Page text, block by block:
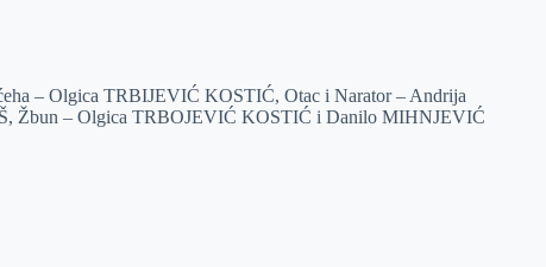
– Olgica TRBIJEVIĆ KOSTIĆ, Otac i Narator – Andrija
Žbun – Olgica TRBOJEVIĆ KOSTIĆ i Danilo MIHNJEVIĆ